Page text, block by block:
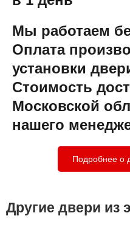
Мы работаем
Оплата
установки
Стоимость
Московской
нашего
Подробнее о
Другие двери из